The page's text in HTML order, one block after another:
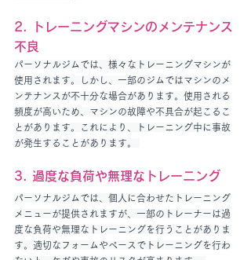
2. トレーニングマシンのメンテナンス
不良
パーソナルジムでは、様々なトレーニングマシンが
使用されます。しかし、一部のジムではマシンのメ
ンテナンスが不十分な場合があります。使用される
頻度が高いため、マシンの故障や不具合が起こるこ
とがあります。これにより、トレーニング中に事故
が発生することがあります。
3. 過度な負荷や無理なトレーニング
パーソナルジムでは、個人に合わせたトレーニング
メニューが提供されますが、一部のトレーナーは過
度な負荷や無理なトレーニングを行うことがありま
す。適切なフォームやペースでトレーニングを行わ